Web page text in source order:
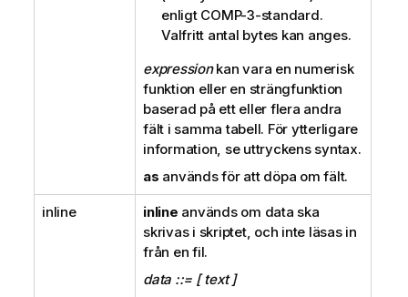
enligt COMP-3-standard.
Valfritt antal bytes kan anges.
expressionkan vara en numerisk
funktion eller en strängfunktion
baserad på ett eller flera andra
fält i samma tabell. För ytterligare
information, se uttryckens syntax.
as används för att döpa om fält.
inline inline används om data ska
skrivas i skriptet, och inte läsas in
från en fil.
data ::= [ text ]